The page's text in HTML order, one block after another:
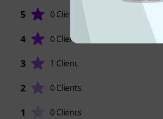
5 0 Clients
4 0 Clients
3 1 Client
2 0 Clients
1 0 Clients